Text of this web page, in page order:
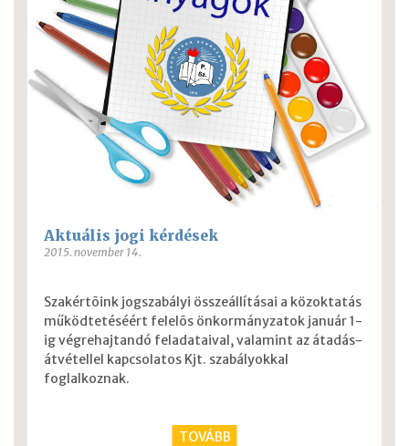
Aktuális jogi kérdések
2015. november 14.
Szakértõink jogszabályi összeállításai a közoktatás
működtetéséért felelõs önkormányzatok január 1-
ig végrehajtandó feladataival, valamint az átadás-
átvétellel kapcsolatos Kjt. szabályokkal
foglalkoznak.
TOVÁBB